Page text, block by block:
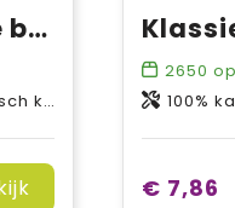
Ives biologische beanie
gauge
2650
100%
€ 7,86